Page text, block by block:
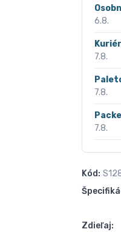
6.8.
7.8.
7.8.
7.8.
Kód:
Zdieľaj: